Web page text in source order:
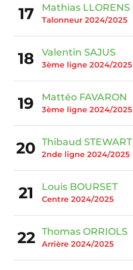
17 Mathias LLORENS
Talonneur 2024/2025
18 Valentin SAJUS
3ème ligne 2024/2025
19 Mattéo FAVARON
3ème ligne 2024/2025
20 Thibaud STEWART
2nde ligne 2024/2025
21 Louis BOURSET
Centre 2024/2025
22 Thomas ORRIOLS
Arrière 2024/2025